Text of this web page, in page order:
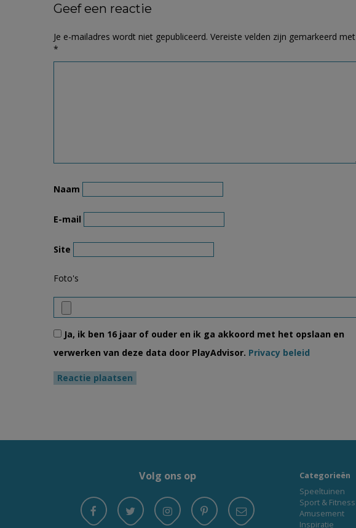
Geef een reactie
Je e-mailadres wordt niet gepubliceerd. Vereiste velden zijn gemarkeerd met
*
Naam
E-mail
Site
Foto's
Ja, ik ben 16 jaar of ouder en ik ga akkoord met het opslaan en
verwerken van deze data door PlayAdvisor. Privacy beleid
Volg ons op
Categorieën
Speeltuinen
Sport & Fitness
Amusement
Inspiratie